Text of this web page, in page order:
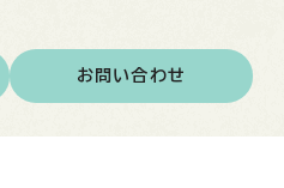
お問い合わせ